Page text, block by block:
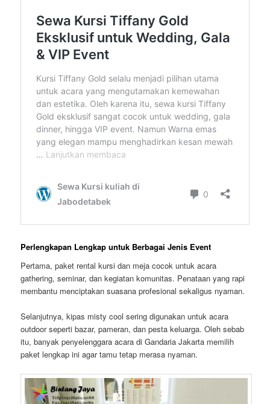
Perlengkapan Lengkap untuk Berbagai Jenis Event
Pertama, paket rental kursi dan meja cocok untuk acara
gathering, seminar, dan kegiatan komunitas. Penataan yang rapi
membantu menciptakan suasana profesional sekaligus nyaman.
Selanjutnya, kipas misty cool sering digunakan untuk acara
outdoor seperti bazar, pameran, dan pesta keluarga. Oleh sebab
itu, banyak penyelenggara acara di Gandaria Jakarta memilih
paket lengkap ini agar tamu tetap merasa nyaman.